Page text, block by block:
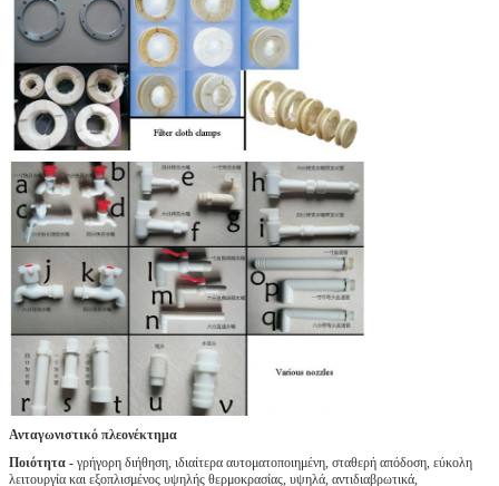
Ανταγωνιστικό πλεονέκτημα
Ποιότητα - γρήγορη διήθηση, ιδιαίτερα αυτοματοποιημένη, σταθερή απόδοση, εύκολη
λειτουργία και εξοπλισμένος υψηλής θερμοκρασίας, υψηλά, αντιδιαβρωτικά,